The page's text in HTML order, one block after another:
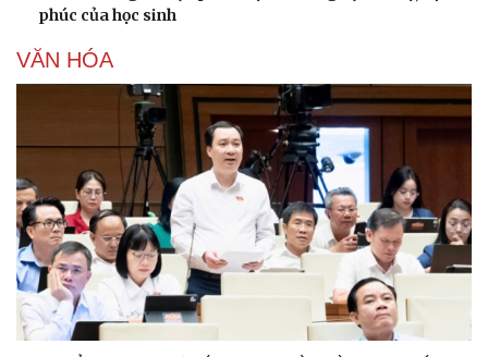
phúc của học sinh
VĂN HÓA